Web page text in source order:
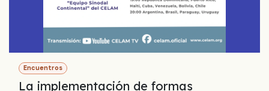
Encuentros
La implementación de formas